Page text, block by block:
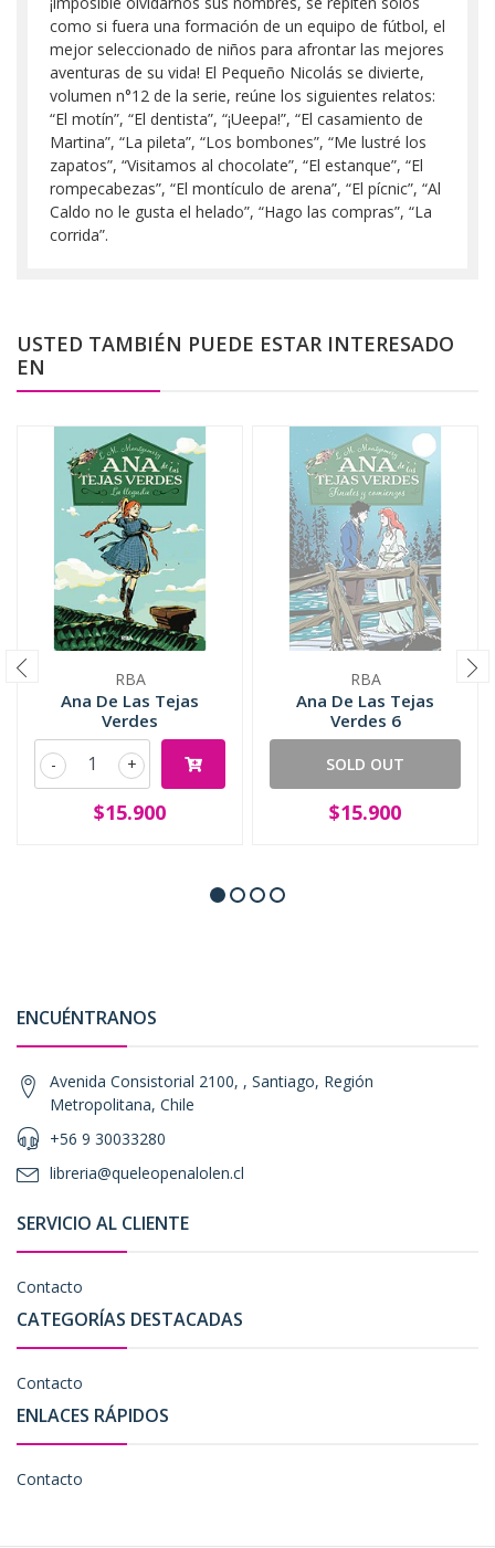
como si fuera una formación de un equipo de fútbol, el
mejor seleccionado de niños para afrontar las mejores
aventuras de su vida! El Pequeño Nicolás se divierte,
volumen n°12 de la serie, reúne los siguientes relatos:
“El motín”, “El dentista”, “¡Ueepa!”, “El casamiento de
Martina”, “La pileta”, “Los bombones”, “Me lustré los
zapatos”, “Visitamos al chocolate”, “El estanque”, “El
rompecabezas”, “El montículo de arena”, “El pícnic”, “Al
Caldo no le gusta el helado”, “Hago las compras”, “La
corrida”.
USTED TAMBIÉN PUEDE ESTAR INTERESADO
EN
RBA
Ana De Las Tejas
Verdes
+
-
$15.900
RBA
Ana De Las Tejas
Verdes 6
SOLD OUT
$15.900
ENCUÉNTRANOS
Avenida Consistorial 2100, , Santiago, Región
Metropolitana, Chile
+56 9 30033280
libreria@queleopenalolen.cl
SERVICIO AL CLIENTE
Contacto
CATEGORÍAS DESTACADAS
Contacto
ENLACES RÁPIDOS
Contacto